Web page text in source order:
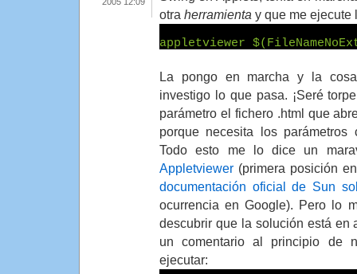
otra herramienta y que me ejecute
appletviewer
La pongo en marcha y la
investigo lo que pasa. ¡Seré
parámetro el fichero .html que
porque necesita los
Todo esto me lo dice un
Appletviewer (primera posición
documentación oficial de Sun
ocurrencia en Google). Pero lo
descubrir que la solución está en
un comentario al principio de
ejecutar: